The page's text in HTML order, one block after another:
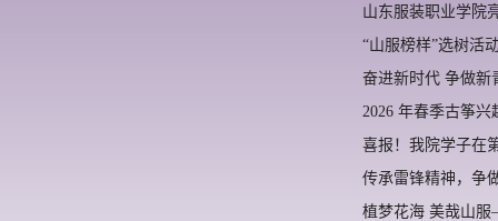
山东服装职业学院
“山服榜样”选树活
奋进新时代 争做新
2026 年春季古筝兴
喜报！我院学子在
传承雷锋精神，争
植梦花海 美哉山